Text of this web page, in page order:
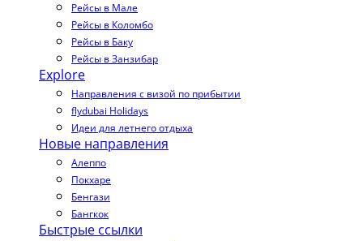
Рейсы в Мале
Рейсы в Коломбо
Рейсы в Баку
Рейсы в Занзибар
Explore
Направления с визой по прибытии
flydubai Holidays
Идеи для летнего отдыха
Новые направления
Алеппо
Покхаре
Бенгази
Бангкок
Быстрые ссылки